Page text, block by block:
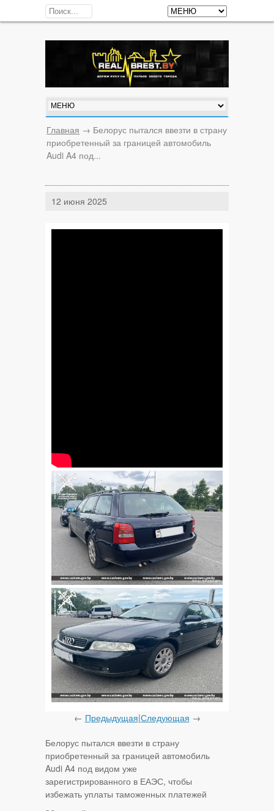
Главная → Белорус пытался ввезти в страну
приобретенный за границей автомобиль
Audi A4 под...
12 июня 2025
← Предыдущая|Следующая →
Белорус пытался ввезти в страну
приобретенный за границей автомобиль
Audi A4 под видом уже
зарегистрированного в ЕАЭС, чтобы
избежать уплаты таможенных платежей